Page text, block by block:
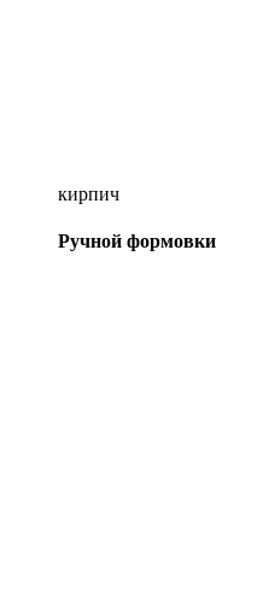
кирпич
Ручной формовки